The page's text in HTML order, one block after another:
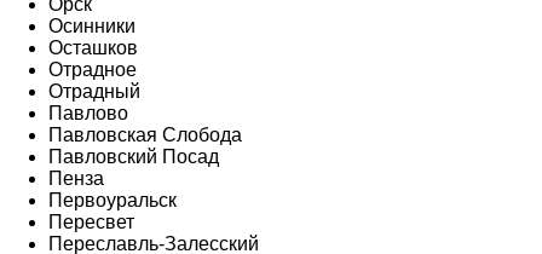
Орск
Осинники
Осташков
Отрадное
Отрадный
Павлово
Павловская Слобода
Павловский Посад
Пенза
Первоуральск
Пересвет
Переславль-Залесский